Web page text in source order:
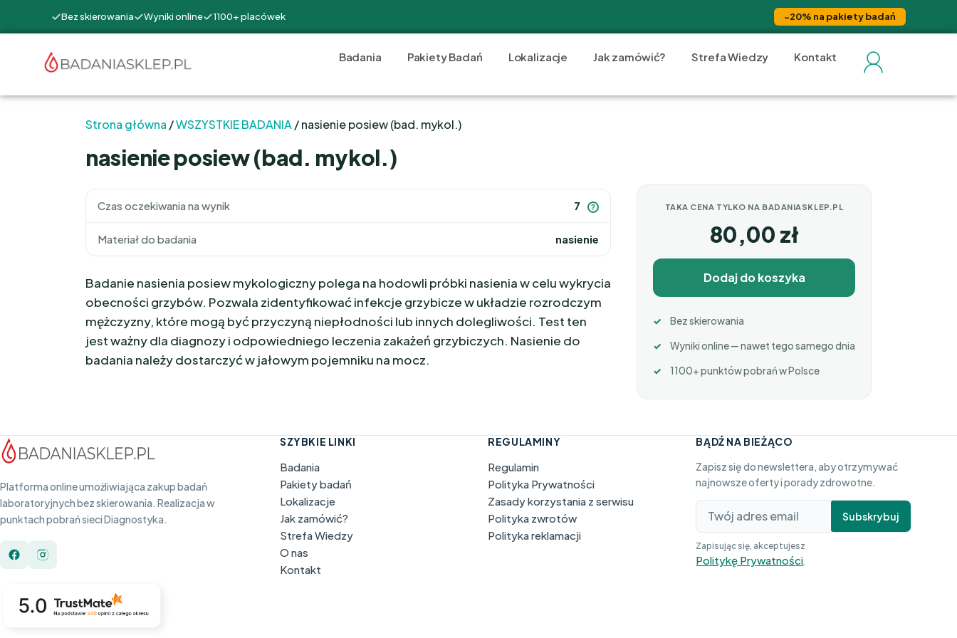
Bez skierowania Wyniki online 1100+ placówek −20% na pakiety badań
Badania Pakiety Badań Lokalizacje Jak zamówić? Strefa Wiedzy Kontakt
Strona główna /WSZYSTKIE BADANIA / nasienie posiew (bad. mykol.)
nasienie posiew (bad. mykol.)
Czas oczekiwania na wynik 7 ?
Materiał do badania nasienie
Badanie nasienia posiew mykologiczny polega na hodowli próbki nasienia w celu wykrycia
obecności grzybów. Pozwala zidentyfikować infekcje grzybicze w układzie rozrodczym
mężczyzny, które mogą być przyczyną niepłodności lub innych dolegliwości. Test ten
jest ważny dla diagnozy i odpowiedniego leczenia zakażeń grzybiczych. Nasienie do
badania należy dostarczyć w jałowym pojemniku na mocz.
TAKA CENA TYLKO NA BADANIASKLEP.PL
80,00 zł
Dodaj do koszyka
Bez skierowania
Wyniki online — nawet tego samego dnia
1100+ punktów pobrań w Polsce
Platforma online umożliwiająca zakup badań
laboratoryjnych bez skierowania. Realizacja w
punktach pobrań sieci Diagnostyka.
SZYBKIE LINKI
Badania
Pakiety badań
Lokalizacje
Jak zamówić?
Strefa Wiedzy
O nas
Kontakt
REGULAMINY
Regulamin
Polityka Prywatności
Zasady korzystania z serwisu
Polityka zwrotów
Polityka reklamacji
BĄDŹ NA BIEŻĄCO
Zapisz się do newslettera, aby otrzymywać
najnowsze oferty i porady zdrowotne.
Subskrybuj
Zapisując się, akceptujesz
Politykę Prywatności.